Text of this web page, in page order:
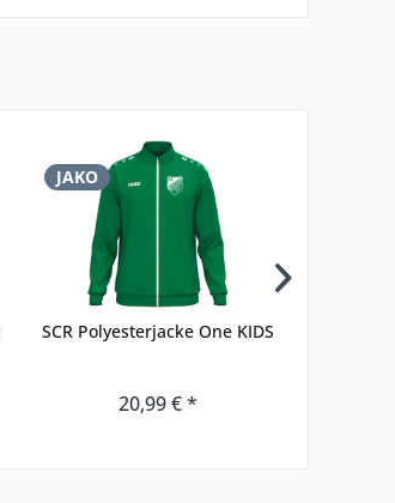
JAKO
SCR Polyesterjacke One KIDS
20,99 € *